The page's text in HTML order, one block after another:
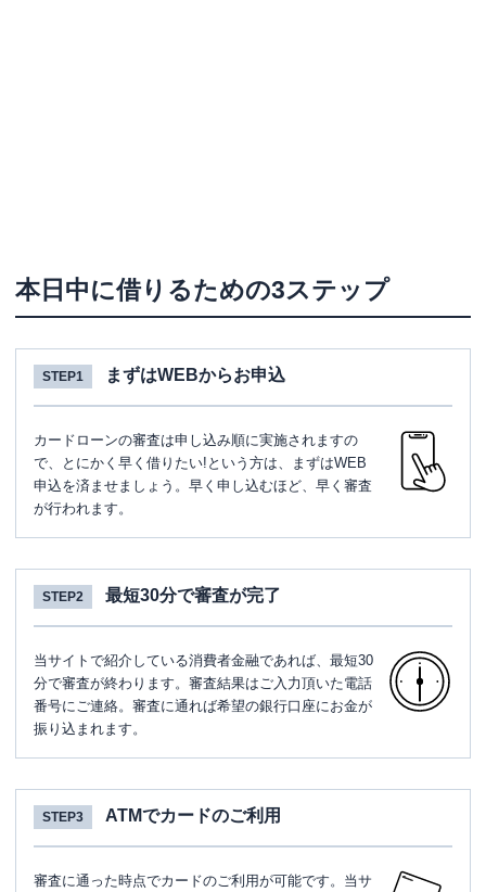
本日中に借りるための3ステップ
STEP1 まずはWEBからお申込
カードローンの審査は申し込み順に実施されますの
で、とにかく早く借りたい!という方は、まずはWEB
申込を済ませましょう。早く申し込むほど、早く審査
が行われます。
STEP2 最短30分で審査が完了
当サイトで紹介している消費者金融であれば、最短30
分で審査が終わります。審査結果はご入力頂いた電話
番号にご連絡。審査に通れば希望の銀行口座にお金が
振り込まれます。
STEP3 ATMでカードのご利用
審査に通った時点でカードのご利用が可能です。当サ